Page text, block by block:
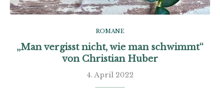
ROMANE
„Man vergisst nicht, wie man schwimmt“
von Christian Huber
4. April 2022